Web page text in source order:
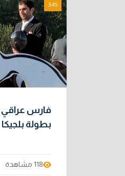
3:45
بطولة بلجيكا
118 مشاهدة